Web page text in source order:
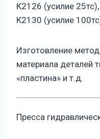
К2126 (усилие
К2130 (усилие
Изготовление
материала деталей
«пластина» и т.д.
Пресса